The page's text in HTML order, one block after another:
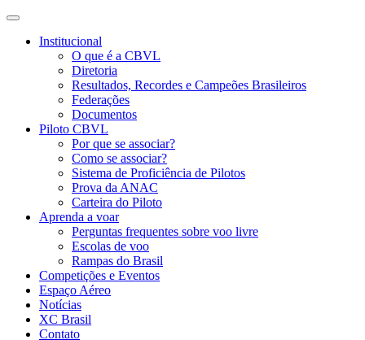
Institucional
O que é a CBVL
Diretoria
Resultados, Recordes e Campeões Brasileiros
Federações
Documentos
Piloto CBVL
Por que se associar?
Como se associar?
Sistema de Proficiência de Pilotos
Prova da ANAC
Carteira do Piloto
Aprenda a voar
Perguntas frequentes sobre voo livre
Escolas de voo
Rampas do Brasil
Competições e Eventos
Espaço Aéreo
Notícias
XC Brasil
Contato